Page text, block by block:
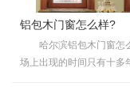
铝包木门窗怎么样?
哈尔滨铝包木门窗怎
场上出现的时间只有十多